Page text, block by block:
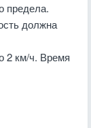
предела.
должна
2 км/ч. Время